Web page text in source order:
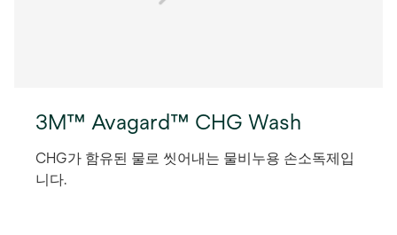
3M™ Avagard™ CHG Wash
CHG가 함유된 물로 씻어내는 물비누용 손소독제입
니다.